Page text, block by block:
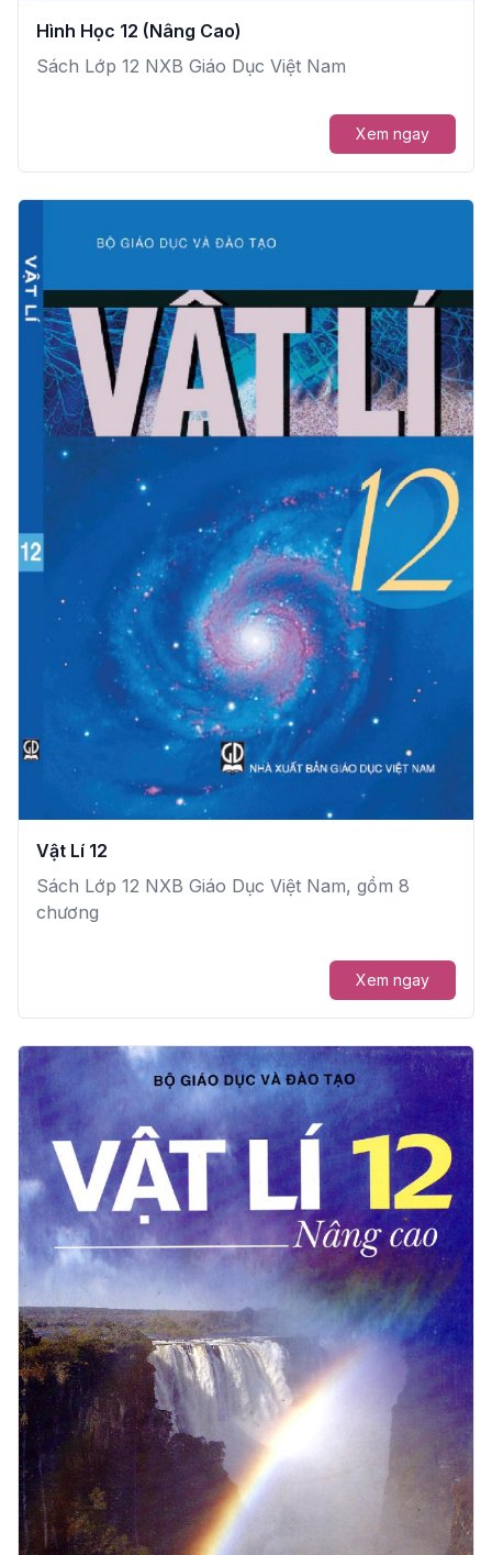
Hình Học 12 (Nâng Cao)
Sách Lớp 12 NXB Giáo Dục Việt Nam
Xem ngay
Vật Lí 12
Sách Lớp 12 NXB Giáo Dục Việt Nam, gồm 8
chương
Xem ngay